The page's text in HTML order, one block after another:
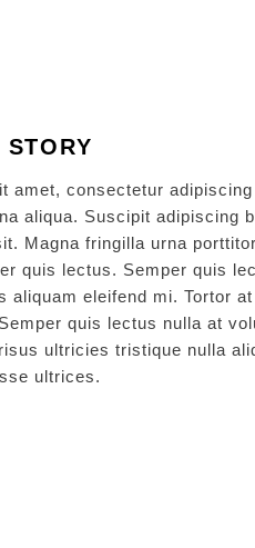
amet, consectetur
aliqua. Suscipit adipiscing
Magna fringilla urna
quis lectus. Semper quis
aliquam eleifend mi. Tortor
quis lectus nulla at
ultricies tristique nulla
ultrices.